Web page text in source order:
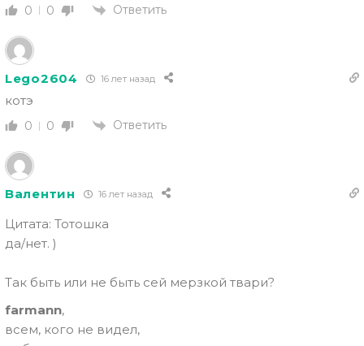
0 0 Ответить
Lego2604 16 лет назад
котэ
0 0 Ответить
Валентин 16 лет назад
Цитата: Тотошка
да/нет. )
Так быть или не быть сей мерзкой твари?
farmann,
всем, кого не видел,